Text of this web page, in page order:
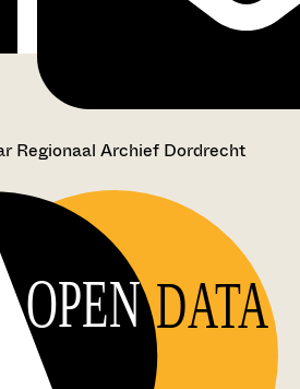
Regionaal Archief Dordrecht
OPEN DATA